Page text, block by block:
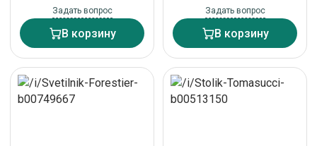
Задать вопрос
В корзину
Задать вопрос
В корзину